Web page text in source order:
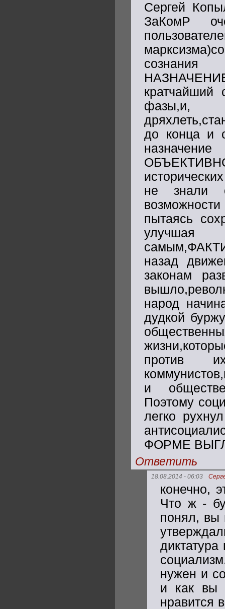
Сергей
ЗаКомР
сознания
фазы,и,
до конца и
не знали
пытаясь
назад
законам
народ
дудкой
против
и
Поэтому
легко
ФОРМЕ
Ответить
18.08.2014 - 06:03
конечно,
Что ж -
понял, вы
диктатура
нужен и
и как вы
нравится